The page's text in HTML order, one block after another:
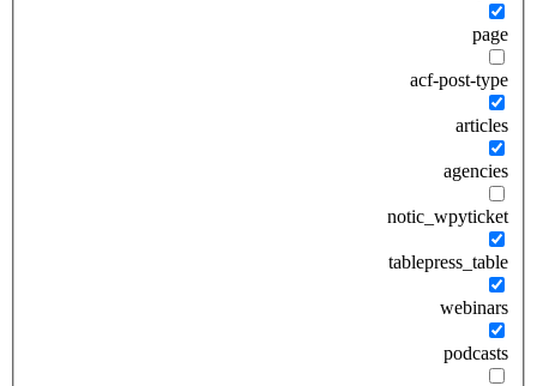
page
acf-post-type
articles
agencies
notic_wpyticket
tablepress_table
webinars
podcasts